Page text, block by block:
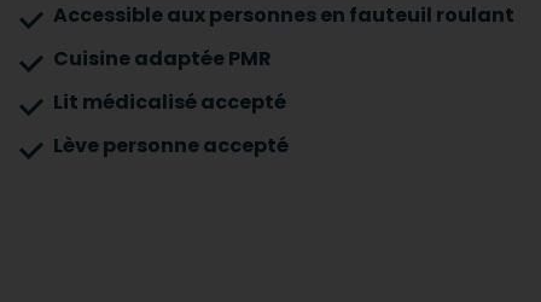
Accessible aux personnes en fauteuil roulant
Cuisine adaptée PMR
Lit médicalisé accepté
Lève personne accepté